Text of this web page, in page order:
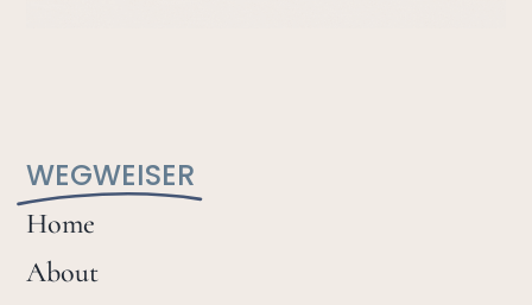
WEGWEISER
Home
About